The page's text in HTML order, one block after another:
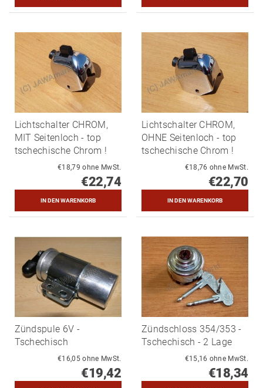
Lichtschalter CHROM,
MIT Seitenloch - top
tschechische Chrom !
€18,79 ohne MwSt.
€22,74
Lichtschalter CHROM,
OHNE Seitenloch - top
tschechische Chrom !
€18,76 ohne MwSt.
€22,70
Zündspule 6V -
Tschechisch
€16,05 ohne MwSt.
€19,42
Zündschloss 354/353 -
Tschechisch - 2 Lage
€15,16 ohne MwSt.
€18,34